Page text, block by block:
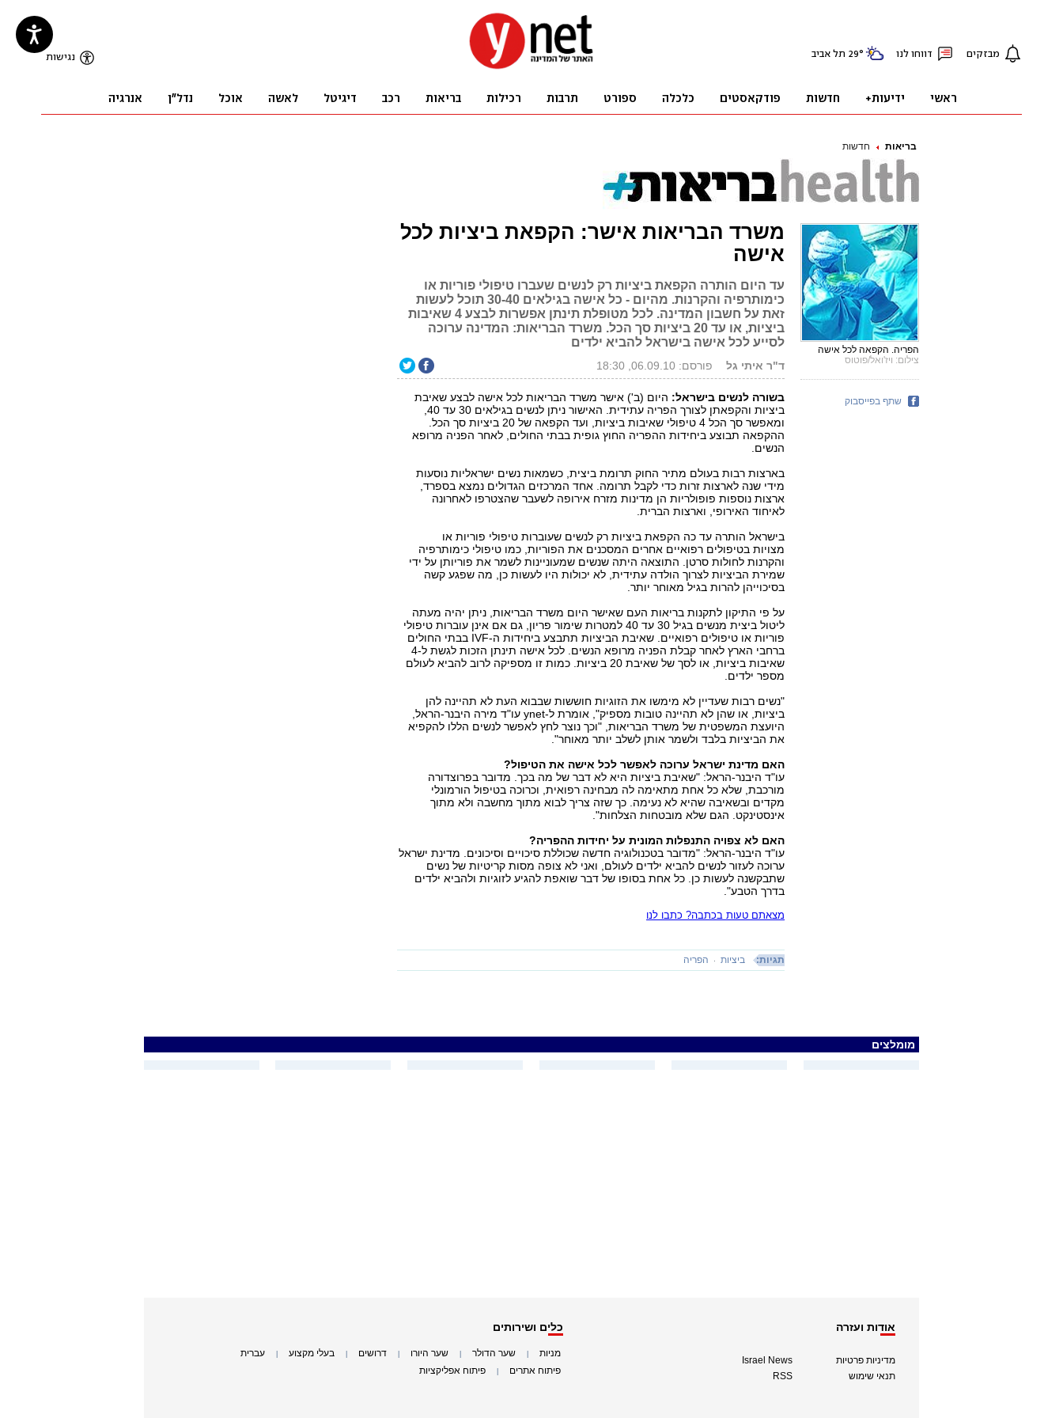
בריאות חדשות
משרד הבריאות אישר: הקפאת ביציות לכל
אישה
עד היום הותרה הקפאת ביציות רק לנשים שעברו טיפולי פוריות או
כימותרפיה והקרנות. מהיום - כל אישה בגילאים 30-40 תוכל לעשות
זאת על חשבון המדינה. לכל מטופלת תינתן אפשרות לבצע 4 שאיבות
ביציות, או עד 20 ביציות סך הכל. משרד הבריאות: המדינה ערוכה
לסייע לכל אישה בישראל להביא ילדים
ד"ר איתי גל פורסם: 06.09.10, 18:30
בשורה לנשים בישראל: היום (ב') אישר משרד הבריאות לכל אישה לבצע שאיבת
ביציות והקפאתן לצורך הפריה עתידית. האישור ניתן לנשים בגילאים 30 עד 40,
ומאפשר סך הכל 4 טיפולי שאיבות ביציות, ועד הקפאה של 20 ביציות סך הכל.
ההקפאה תבוצע ביחידות ההפריה החוץ גופית בבתי החולים, לאחר הפניה מרופא
הנשים.
בארצות רבות בעולם מתיר החוק תרומת ביצית, כשמאות נשים ישראליות נוסעות
מידי שנה לארצות זרות כדי לקבל תרומה. אחד המרכזים הגדולים נמצא בספרד,
ארצות נוספות פופולריות הן מדינות מזרח אירופה לשעבר שהצטרפו לאחרונה
לאיחוד האירופי, וארצות הברית.
בישראל הותרה עד כה הקפאת ביציות רק לנשים שעוברות טיפולי פוריות או
מצויות בטיפולים רפואיים אחרים המסכנים את הפוריות, כמו טיפולי כימותרפיה
והקרנות לחולות סרטן. התוצאה היתה שנשים שמעוניינות לשמר את פוריותן על ידי
שמירת הביציות לצרוך הולדה עתידית, לא יכולות היו לעשות כן, מה שפגע קשה
בסיכוייהן להרות בגיל מאוחר יותר.
על פי התיקון לתקנות בריאות העם שאישר היום משרד הבריאות, ניתן יהיה מעתה
ליטול ביצית מנשים בגיל 30 עד 40 למטרות שימור פריון, גם אם אינן עוברות טיפולי
פוריות או טיפולים רפואיים. שאיבת הביציות תתבצע ביחידות ה-IVF בבתי החולים
ברחבי הארץ לאחר קבלת הפניה מרופא הנשים. לכל אישה תינתן הזכות לגשת ל-4
שאיבות ביציות, או לסך של שאיבת 20 ביציות. כמות זו מספיקה לרוב להביא לעולם
מספר ילדים.
"נשים רבות שעדיין לא מימשו את הזוגיות חוששות שבבוא העת לא תהיינה להן
ביציות, או שהן לא תהיינה טובות מספיק", אומרת ל-ynet עו"ד מירה היבנר-הראל,
היועצת המשפטית של משרד הבריאות, "וכך נוצר לחץ לאפשר לנשים הללו להקפיא
את הביציות בלבד ולשמר אותן לשלב יותר מאוחר".
האם מדינת ישראל ערוכה לאפשר לכל אישה את הטיפול?
עו"ד היבנר-הראל: "שאיבת ביציות היא לא דבר של מה בכך. מדובר בפרוצדורה
מורכבת, שלא כל אחת מתאימה לה מבחינה רפואית, וכרוכה בטיפול הורמונלי
מקדים ובשאיבה שהיא לא נעימה. כך שזה צריך לבוא מתוך מחשבה ולא מתוך
אינסטינקט. הגם שלא מובטחות הצלחות".
האם לא צפויה התנפלות המונית על יחידות ההפריה?
עו"ד היבנר-הראל: "מדובר בטכנולוגיה חדשה שכוללת סיכויים וסיכונים. מדינת ישראל
ערוכה לעזור לנשים להביא ילדים לעולם, ואני לא צופה מסות קריטיות של נשים
שתבקשנה לעשות כן. כל אחת בסופו של דבר שואפת להגיע לזוגיות ולהביא ילדים
בדרך הטבע".
מצאתם טעות בכתבה? כתבו לנו
תגיות: ביציות הפריה
הפריה. הקפאה לכל אישה
צילום: ויז'ואל/פוטוס
שתף בפייסבוק
מומלצים
אודות ועזרה
מדיניות פרטיות
תנאי שימוש
Israel News
RSS
כלים ושירותים
מניות שער הדולר שער היורו דרושים בעלי מקצוע עברית
פיתוח אתרים פיתוח אפליקציות